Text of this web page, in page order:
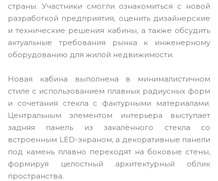
страны. Участники смогли ознакомиться с новой
разработкой предприятия, оценить дизайнерские
и технические решения кабины, а также обсудить
актуальные требования рынка к инженерному
оборудованию для жилой недвижимости.
Новая кабина выполнена в минималистичном
стиле с использованием плавных радиусных форм
и сочетания стекла с фактурными материалами.
Центральным элементом интерьера выступает
задняя панель из закалённого стекла со
встроенным LED-экраном, а декоративные панели
под камень плавно переходят на боковые стены,
формируя целостный архитектурный облик
пространства.